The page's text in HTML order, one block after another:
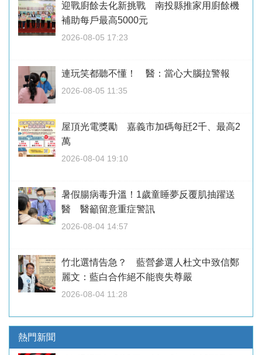
迎戰廚餘去化新挑戰 南投縣推家用廚餘機
補助每戶最高5000元
2026-08-05 17:23
連玩笑都聽不懂！ 醫：當心大腦拉警報
2026-08-05 11:35
屋頂光電獎勵 嘉義市加碼每瓩2千、最高2
萬
2026-08-04 19:10
暑假腸病毒升溫！1歲童睡夢反覆肌抽躍送
醫 醫籲留意重症警訊
2026-08-04 14:57
竹北選情告急？ 藍營參選人杜文中致信鄭
麗文：藍白合作絕不能喪失尊嚴
2026-08-04 11:28
熱門新聞